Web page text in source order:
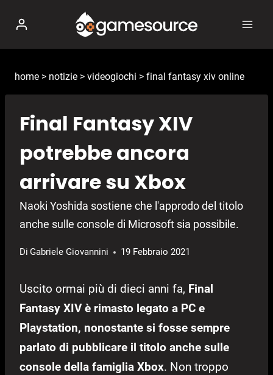
contenuto
home > notizie > videogiochi > final fantasy xiv online
Final Fantasy XIV
potrebbe ancora
arrivare su Xbox
Naoki Yoshida sostiene che l'approdo del titolo
anche sulle console di Microsoft sia possibile.
Di Gabriele Giovannini 19 Febbraio 2021
Uscito ormai più di dieci anni fa, Final
Fantasy XIV è rimasto legato a PC e
Playstation, nonostante si fosse sempre
parlato di pubblicare il titolo anche sulle
console della famiglia Xbox. Non troppo